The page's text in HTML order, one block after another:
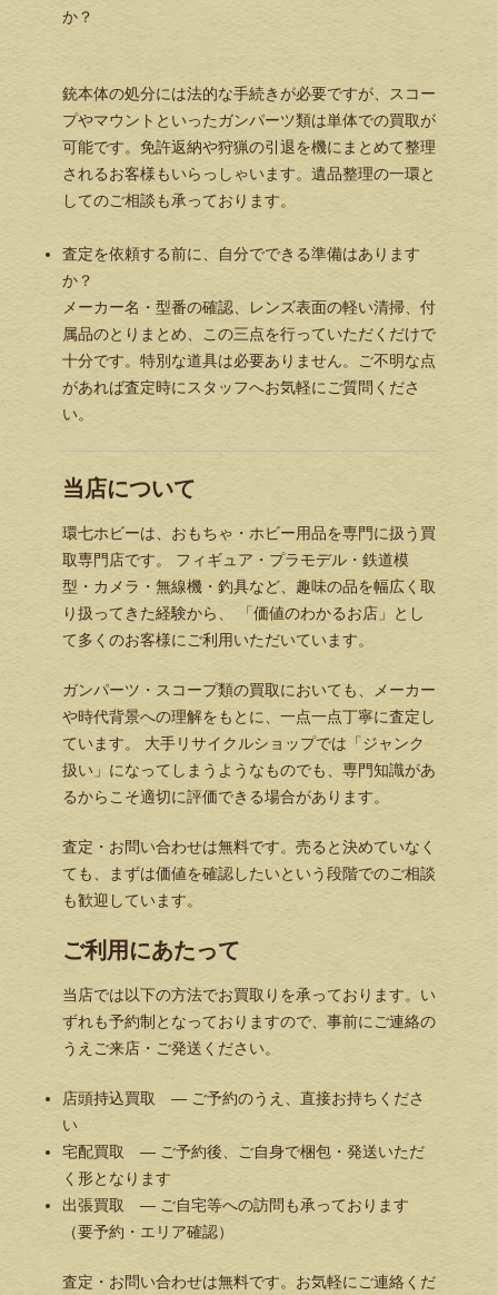
か？
銃本体の処分には法的な手続きが必要ですが、スコー
プやマウントといったガンパーツ類は単体での買取が
可能です。免許返納や狩猟の引退を機にまとめて整理
されるお客様もいらっしゃいます。遺品整理の一環と
してのご相談も承っております。
査定を依頼する前に、自分でできる準備はあります
か？
メーカー名・型番の確認、レンズ表面の軽い清掃、付
属品のとりまとめ、この三点を行っていただくだけで
十分です。特別な道具は必要ありません。ご不明な点
があれば査定時にスタッフへお気軽にご質問くださ
い。
当店について
環七ホビーは、おもちゃ・ホビー用品を専門に扱う買
取専門店です。 フィギュア・プラモデル・鉄道模
型・カメラ・無線機・釣具など、趣味の品を幅広く取
り扱ってきた経験から、 「価値のわかるお店」とし
て多くのお客様にご利用いただいています。
ガンパーツ・スコープ類の買取においても、メーカー
や時代背景への理解をもとに、一点一点丁寧に査定し
ています。 大手リサイクルショップでは「ジャンク
扱い」になってしまうようなものでも、専門知識があ
るからこそ適切に評価できる場合があります。
査定・お問い合わせは無料です。売ると決めていなく
ても、まずは価値を確認したいという段階でのご相談
も歓迎しています。
ご利用にあたって
当店では以下の方法でお買取りを承っております。い
ずれも予約制となっておりますので、事前にご連絡の
うえご来店・ご発送ください。
店頭持込買取 — ご予約のうえ、直接お持ちくださ
い
宅配買取 — ご予約後、ご自身で梱包・発送いただ
く形となります
出張買取 — ご自宅等への訪問も承っております
（要予約・エリア確認）
査定・お問い合わせは無料です。お気軽にご連絡くだ